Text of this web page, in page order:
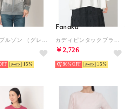
シアーブルゾン （グレー）
15
Fanaka
カディピンタックブラウス （オフホワイト）
￥2,726
86% 15